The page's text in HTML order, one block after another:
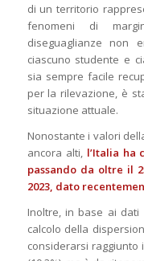
di un territorio
fenomeni di
diseguaglianze non
ciascuno studente e
sia sempre facile
per la rilevazione, è
situazione attuale.
Nonostante i valori
ancora alti, l’Italia ha
passando da oltre il
2023, dato
Inoltre, in base ai dati
calcolo della
considerarsi raggiunto